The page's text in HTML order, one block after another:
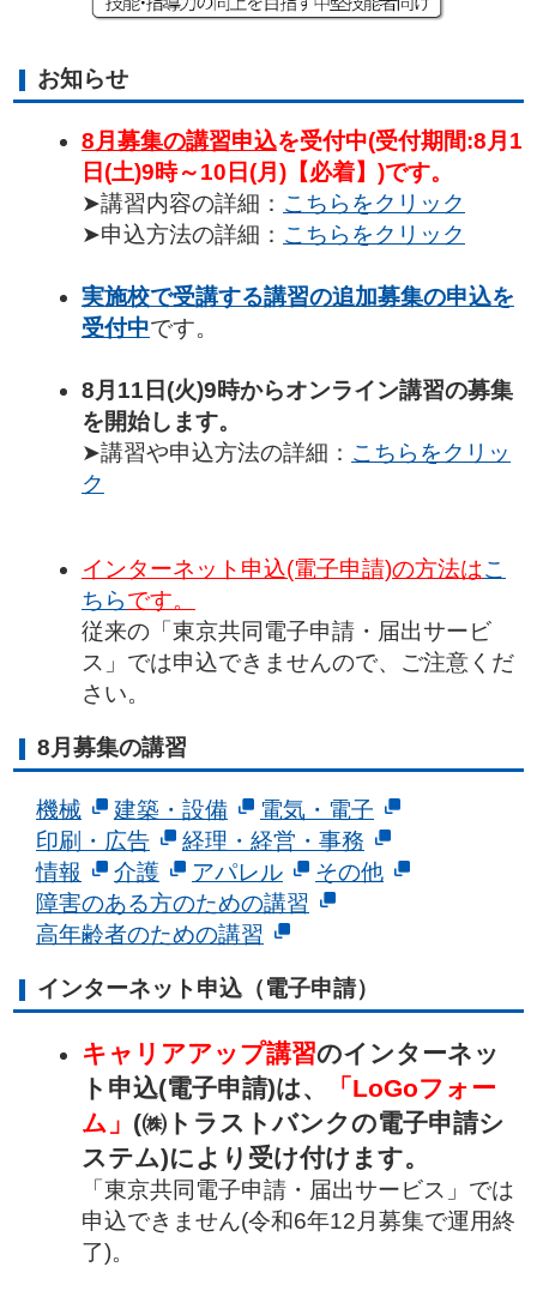
お知らせ
8月募集の講習申込を受付中(受付期間:8月1
日(土)9時～10日(月)【必着】)です。
➤講習内容の詳細： こちらをクリック
➤申込方法の詳細： こちらをクリック
実施校で受講する講習の追加募集の申込を
受付中です。
8月11日(火)9時からオンライン講習の募集
を開始します。
➤講習や申込方法の詳細： こちらをクリッ
ク
インターネット申込(電子申請)の方法はこ
ちらです。
従来の「東京共同電子申請・届出サービ
ス」では申込できませんので、ご注意くだ
さい。
8月募集の講習
機械 建築・設備
電気・電子
印刷・広告
経理・経営・事務
情報
介護 アパレル
その他
障害のある方のための講習
高年齢者のための講習
インターネット申込（電子申請）
キャリアアップ講習のインターネッ
ト申込(電子申請)は、
「LoGoフォー
ム」 (㈱トラストバンクの電子申請シ
ステム)により受け付けます。
「東京共同電子申請・届出サービス」では
申込できません(令和6年12月募集で運用終
了)。